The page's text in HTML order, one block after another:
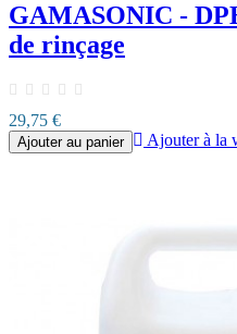
GAMASONIC -
de rinçage
29,75 €
Ajouter au panier Ajouter à la